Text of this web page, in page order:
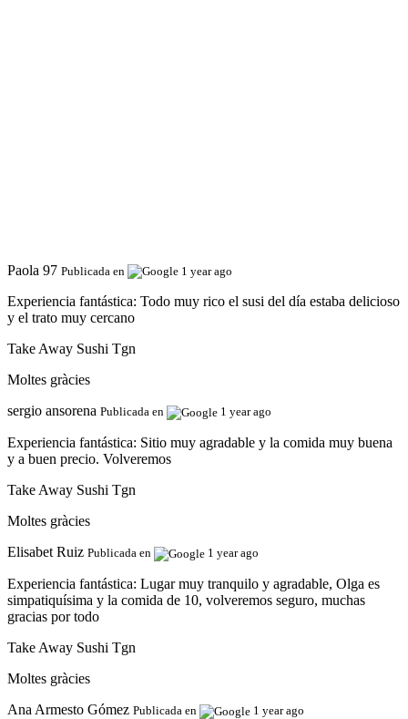
Paola 97 Publicada en 1 year ago
Experiencia fantástica: Todo muy rico el susi del día estaba delicioso
y el trato muy cercano
Take Away Sushi Tgn
Moltes gràcies
sergio ansorena Publicada en 1 year ago
Experiencia fantástica: Sitio muy agradable y la comida muy buena
y a buen precio. Volveremos
Take Away Sushi Tgn
Moltes gràcies
Elisabet Ruiz Publicada en 1 year ago
Experiencia fantástica: Lugar muy tranquilo y agradable, Olga es
simpatiquísima y la comida de 10, volveremos seguro, muchas
gracias por todo
Take Away Sushi Tgn
Moltes gràcies
Ana Armesto Gómez Publicada en 1 year ago